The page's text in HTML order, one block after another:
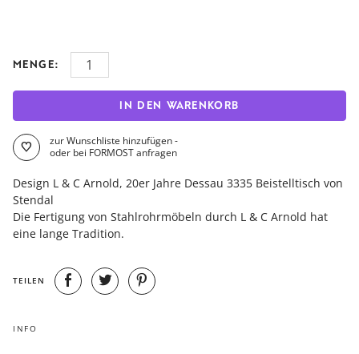
MENGE:
IN DEN WARENKORB
zur Wunschliste hinzufügen -
oder bei FORMOST anfragen
Design L & C Arnold, 20er Jahre Dessau 3335 Beistelltisch von
Stendal
Die Fertigung von Stahlrohrmöbeln durch L & C Arnold hat
eine lange Tradition.
TEILEN
INFO